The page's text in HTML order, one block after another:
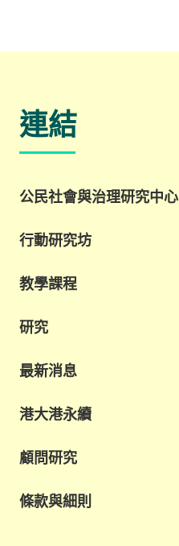
連結
公民社會與治理研究中心
行動研究坊
教學課程
研究
最新消息
港大港永續
顧問研究
條款與細則